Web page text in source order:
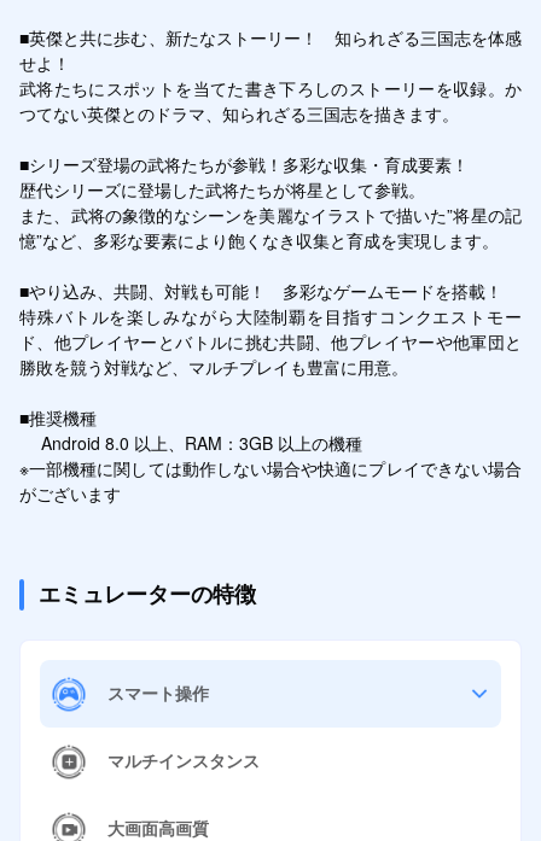
■英傑と共に歩む、新たなストーリー！　知られざる三国志を体感
せよ！
武将たちにスポットを当てた書き下ろしのストーリーを収録。か
つてない英傑とのドラマ、知られざる三国志を描きます。
■シリーズ登場の武将たちが参戦！多彩な収集・育成要素！
歴代シリーズに登場した武将たちが将星として参戦。
また、武将の象徴的なシーンを美麗なイラストで描いた”将星の記
憶”など、多彩な要素により飽くなき収集と育成を実現します。
■やり込み、共闘、対戦も可能！　多彩なゲームモードを搭載！
特殊バトルを楽しみながら大陸制覇を目指すコンクエストモー
ド、他プレイヤーとバトルに挑む共闘、他プレイヤーや他軍団と
勝敗を競う対戦など、マルチプレイも豊富に用意。
■推奨機種
Android 8.0 以上、RAM：3GB 以上の機種
※一部機種に関しては動作しない場合や快適にプレイできない場合
がございます
エミュレーターの特徴
スマート操作
マルチインスタンス
大画面高画質